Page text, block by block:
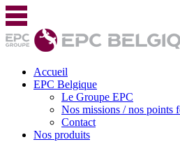
Accueil
EPC Belgique
Le Groupe EPC
Nos missions / nos points
Contact
Nos produits